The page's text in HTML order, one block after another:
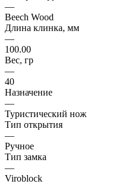
—
Beech Wood
Длина клинка, мм
—
100.00
Вес, гр
—
40
Назначение
—
Туристический нож
Тип открытия
—
Ручное
Тип замка
—
Viroblock